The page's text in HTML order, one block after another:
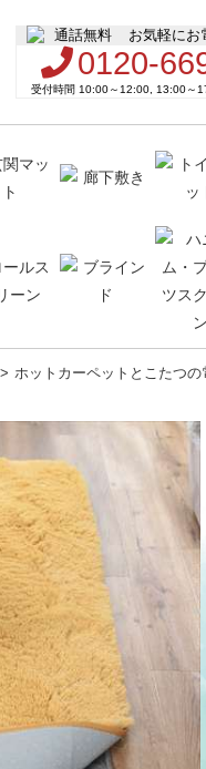
お気軽にお
0120-
受付時間 10:00～12:00, 13:00～
ホットカーペットとこたつ